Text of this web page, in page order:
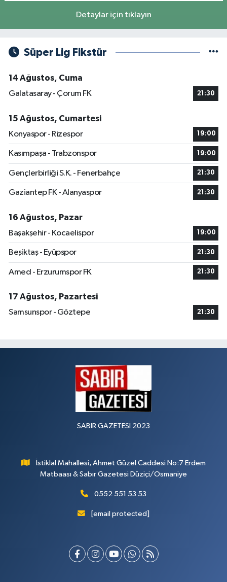
Detaylar için tıklayın
Süper Lig Fikstür
14 Ağustos, Cuma
Galatasaray - Çorum FK
21:30
15 Ağustos, Cumartesi
Konyaspor - Rizespor
19:00
Kasımpaşa - Trabzonspor 19:00
Gençlerbirliği S.K. - Fenerbahçe 21:30
Gaziantep FK - Alanyaspor 21:30
16 Ağustos, Pazar
Başakşehir - Kocaelispor
19:00
Beşiktaş - Eyüpspor 21:30
Amed - Erzurumspor FK 21:30
17 Ağustos, Pazartesi
Samsunspor - Göztepe
21:30
SABIR GAZETESİ 2023
İstiklal Mahallesi, Ahmet Güzel Caddesi No:7 Erdem
Matbaası & Sabır Gazetesi Düziçi/Osmaniye
0552 551 53 53
[email protected]